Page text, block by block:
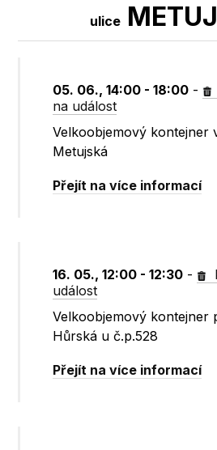
ulice
05. 06., 14:00 - 18:00 -
na událost
Velkoobjemový kontejner
Metujská
Přejít na více informací
16. 05., 12:00 - 12:30 -
událost
Velkoobjemový kontejner
Hůrská u č.p.528
Přejít na více informací